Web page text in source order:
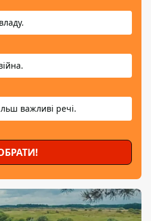
важливі речі.